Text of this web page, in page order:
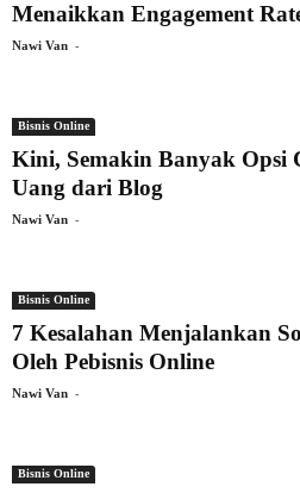
Menaikkan Engagement
Nawi Van -
Bisnis Online
Kini, Semakin Banyak Opsi
Uang dari Blog
Nawi Van -
Bisnis Online
7 Kesalahan Menjalankan
Oleh Pebisnis Online
Nawi Van -
Bisnis Online